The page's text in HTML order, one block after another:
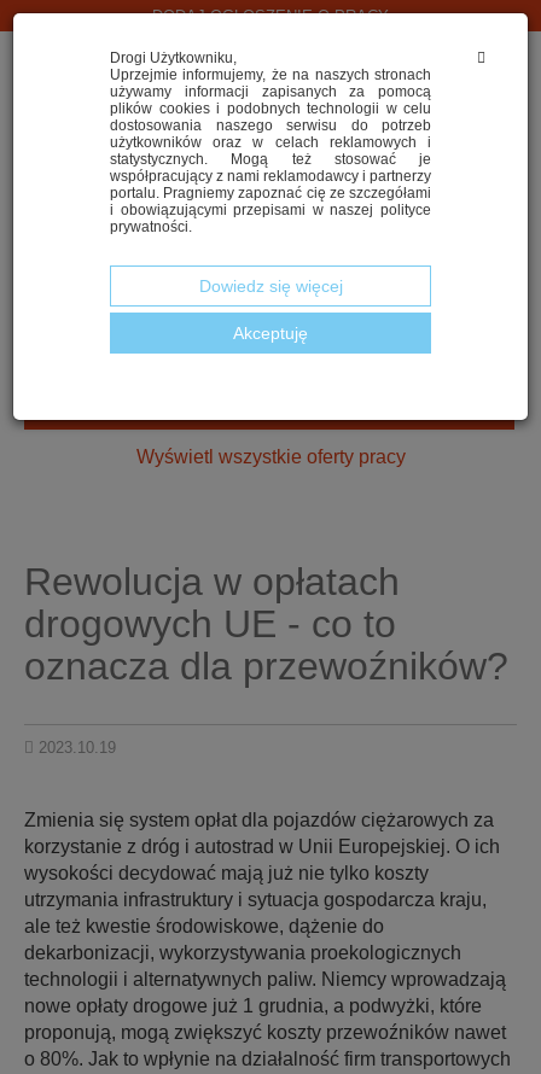
Drogi Użytkowniku,
Uprzejmie informujemy, że na naszych stronach
używamy informacji zapisanych za pomocą
plików cookies i podobnych technologii w celu
dostosowania naszego serwisu do potrzeb
użytkowników oraz w celach reklamowych i
statystycznych. Mogą też stosować je
współpracujący z nami reklamodawcy i partnerzy
portalu. Pragniemy zapoznać cię ze szczegółami
i obowiązującymi przepisami w naszej polityce
prywatności.
Dowiedz się więcej
Akceptuję
DODAJ OGŁOSZENIE O PRACY
SZUKASZ PRACY W LOGISTYCE?
Wyświetl wszystkie oferty pracy
Rewolucja w opłatach
drogowych UE - co to
oznacza dla przewoźników?
2023.10.19
Zmienia się system opłat dla pojazdów ciężarowych za
korzystanie z dróg i autostrad w Unii Europejskiej. O ich
wysokości decydować mają już nie tylko koszty
utrzymania infrastruktury i sytuacja gospodarcza kraju,
ale też kwestie środowiskowe, dążenie do
dekarbonizacji, wykorzystywania proekologicznych
technologii i alternatywnych paliw. Niemcy wprowadzają
nowe opłaty drogowe już 1 grudnia, a podwyżki, które
proponują, mogą zwiększyć koszty przewoźników nawet
o 80%. Jak to wpłynie na działalność firm transportowych